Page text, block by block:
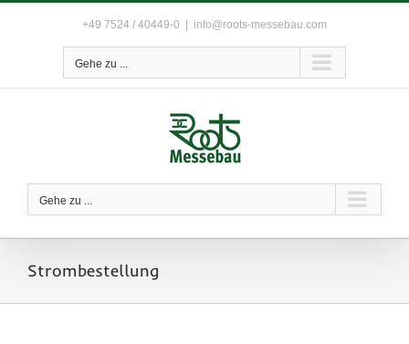
+49 7524 / 40449-0 info@roots-messebau.com
Gehe zu ...
Gehe zu ...
Strombestellung